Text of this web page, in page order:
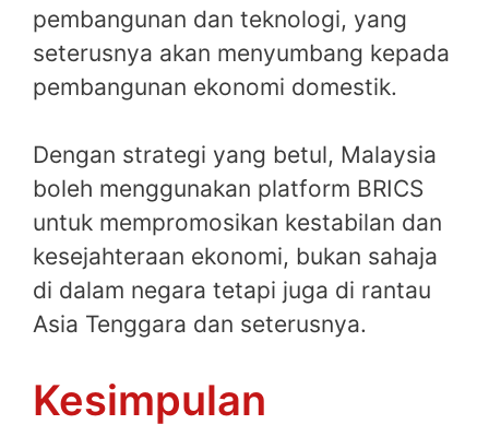
pembangunan dan teknologi, yang
seterusnya akan menyumbang kepada
pembangunan ekonomi domestik.
Dengan strategi yang betul, Malaysia
boleh menggunakan platform BRICS
untuk mempromosikan kestabilan dan
kesejahteraan ekonomi, bukan sahaja
di dalam negara tetapi juga di rantau
Asia Tenggara dan seterusnya.
Kesimpulan